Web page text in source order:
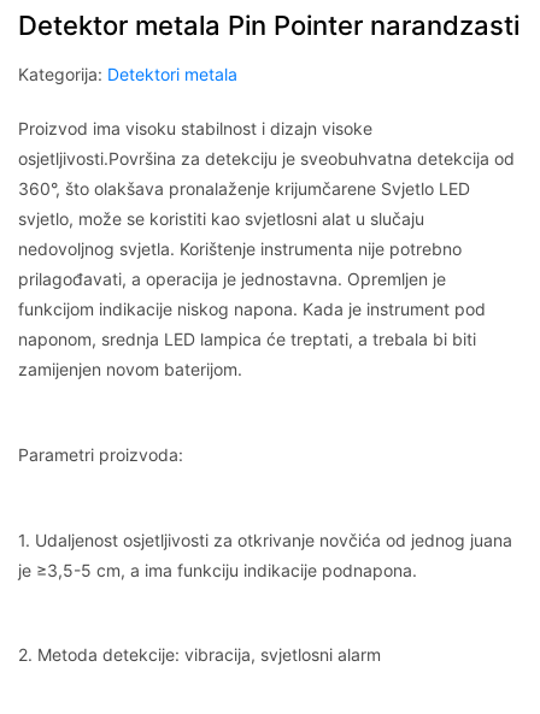
Detektor metala Pin Pointer narandzasti
Kategorija: Detektori metala
Proizvod ima visoku stabilnost i dizajn visoke
osjetljivosti.Površina za detekciju je sveobuhvatna detekcija od
360°, što olakšava pronalaženje krijumčarene Svjetlo LED
svjetlo, može se koristiti kao svjetlosni alat u slučaju
nedovoljnog svjetla. Korištenje instrumenta nije potrebno
prilagođavati, a operacija je jednostavna. Opremljen je
funkcijom indikacije niskog napona. Kada je instrument pod
naponom, srednja LED lampica će treptati, a trebala bi biti
zamijenjen novom baterijom.
Parametri proizvoda:
1. Udaljenost osjetljivosti za otkrivanje novčića od jednog juana
je ≥3,5-5 cm, a ima funkciju indikacije podnapona.
2. Metoda detekcije: vibracija, svjetlosni alarm